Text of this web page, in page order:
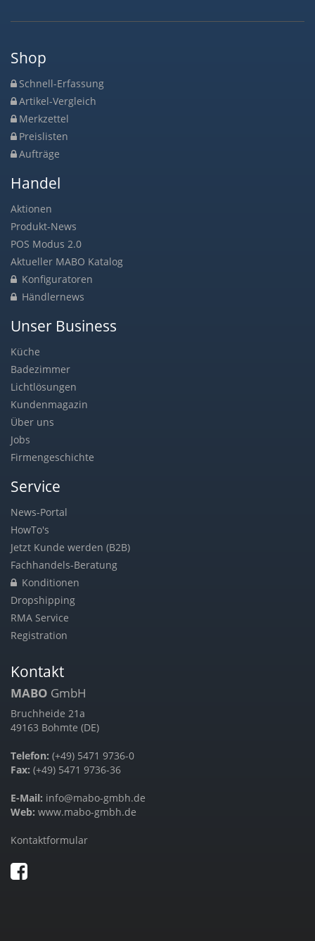
Shop
Schnell-Erfassung
Artikel-Vergleich
Merkzettel
Preislisten
Aufträge
Handel
Aktionen
Produkt-News
POS Modus 2.0
Aktueller MABO Katalog
Konfiguratoren
Händlernews
Unser Business
Küche
Badezimmer
Lichtlösungen
Kundenmagazin
Über uns
Jobs
Firmengeschichte
Service
News-Portal
HowTo's
Jetzt Kunde werden (B2B)
Fachhandels-Beratung
Konditionen
Dropshipping
RMA Service
Registration
Kontakt
MABO GmbH
Bruchheide 21a
49163 Bohmte (DE)
Telefon: (+49) 5471 9736-0
Fax: (+49) 5471 9736-36
E-Mail: info@mabo-gmbh.de
Web: www.mabo-gmbh.de
Kontaktformular